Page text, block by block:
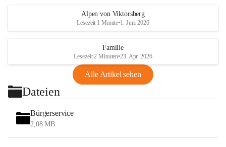
Alpen von Viktorsberg
Lesezeit 1 Minute•1. Juni 2026
Familie
Lesezeit 2 Minuten•23. Apr. 2026
Alle Artikel sehen
Dateien
Bürgerservice
2,08 MB